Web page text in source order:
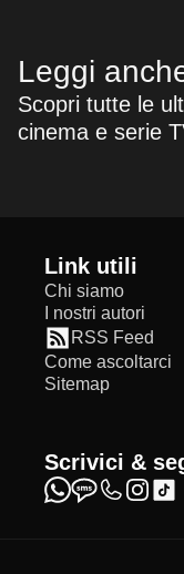
Leggi
Scopri tutte le
cinema e serie
Link utili
Chi siamo
I nostri autori
RSS Feed
Come ascoltarci
Sitemap
Scrivici &